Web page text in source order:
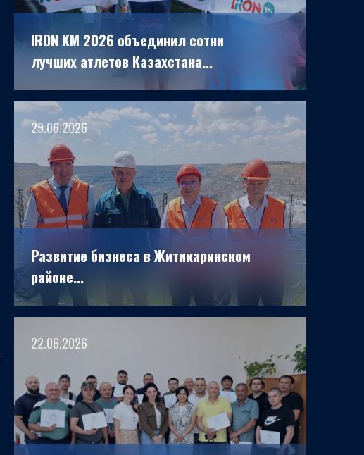
IRON KM 2026 объединил сотни
лучших атлетов Казахстана...
29.06.2026
Развитие бизнеса в Житикаринском
районе...
22.06.2026